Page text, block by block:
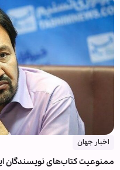
اخبار جهان
ممنوعیت کتاب‌های نویسندگان